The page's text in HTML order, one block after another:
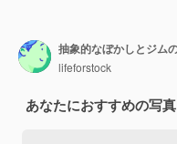
lifeforstock
あなたにおすすめの写真